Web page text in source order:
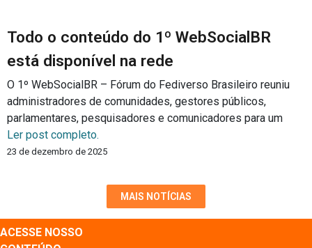
Todo o conteúdo do 1º WebSocialBR
está disponível na rede
O 1º WebSocialBR – Fórum do Fediverso Brasileiro reuniu
administradores de comunidades, gestores públicos,
parlamentares, pesquisadores e comunicadores para um
Ler post completo.
23 de dezembro de 2025
MAIS NOTÍCIAS
ACESSE NOSSO